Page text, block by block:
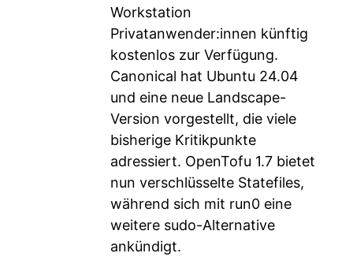
Workstation
Privatanwender:innen künftig
kostenlos zur Verfügung.
Canonical hat Ubuntu 24.04
und eine neue Landscape-
Version vorgestellt, die viele
bisherige Kritikpunkte
adressiert. OpenTofu 1.7 bietet
nun verschlüsselte Statefiles,
während sich mit run0 eine
weitere sudo-Alternative
ankündigt.